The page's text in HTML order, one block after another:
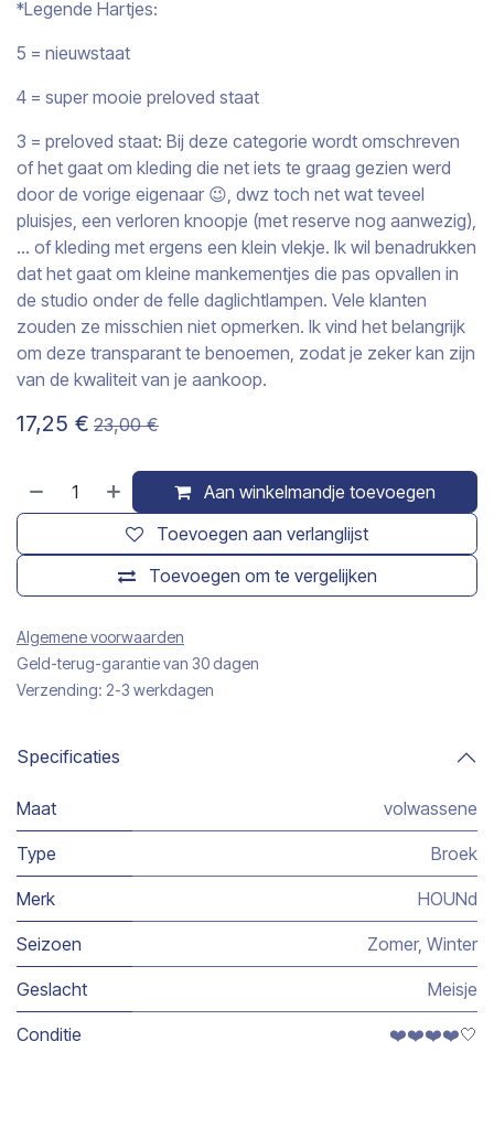
*Legende Hartjes:
5 = nieuwstaat
4 = super mooie preloved staat
3 = preloved staat: Bij deze categorie wordt omschreven
of het gaat om kleding die net iets te graag gezien werd
door de vorige eigenaar 😉, dwz toch net wat teveel
pluisjes, een verloren knoopje (met reserve nog aanwezig),
… of kleding met ergens een klein vlekje. Ik wil benadrukken
dat het gaat om kleine mankementjes die pas opvallen in
de studio onder de felle daglichtlampen. Vele klanten
zouden ze misschien niet opmerken. Ik vind het belangrijk
om deze transparant te benoemen, zodat je zeker kan zijn
van de kwaliteit van je aankoop.
17,25 € 23,00€
Aan winkelmandje toevoegen
Toevoegen om te vergelijken
Toevoegen aan verlanglijst
Algemene voorwaarden
Geld-terug-garantie van 30 dagen
Verzending: 2-3 werkdagen
Specificaties
Maat volwassene
Type Broek
Merk HOUNd
Seizoen Zomer, Winter
Geslacht Meisje
Conditie ❤️❤️❤️❤️🤍